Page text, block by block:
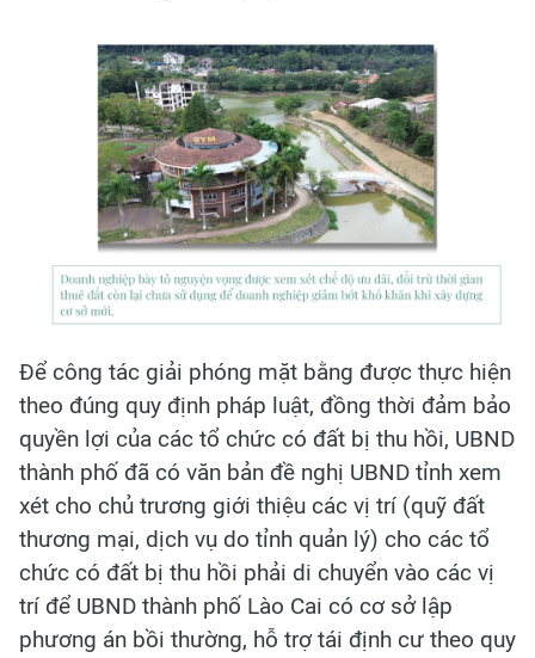
Để công tác giải phóng mặt bằng được thực hiện
theo đúng quy định pháp luật, đồng thời đảm bảo
quyền lợi của các tổ chức có đất bị thu hồi, UBND
thành phố đã có văn bản đề nghị UBND tỉnh xem
xét cho chủ trương giới thiệu các vị trí (quỹ đất
thương mại, dịch vụ do tỉnh quản lý) cho các tổ
chức có đất bị thu hồi phải di chuyển vào các vị
trí để UBND thành phố Lào Cai có cơ sở lập
phương án bồi thường, hỗ trợ tái định cư theo quy